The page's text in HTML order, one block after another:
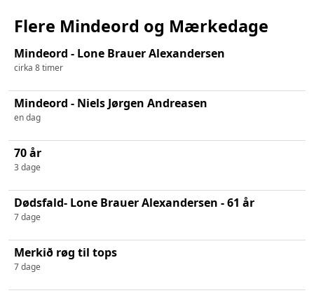
Flere Mindeord og Mærkedage
Mindeord - Lone Brauer Alexandersen
cirka 8 timer
Mindeord - Niels Jørgen Andreasen
en dag
70 år
3 dage
Dødsfald- Lone Brauer Alexandersen - 61 år
7 dage
Merkið røg til tops
7 dage